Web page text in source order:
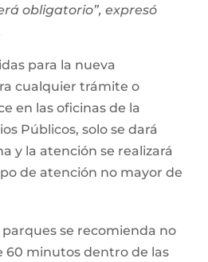
obligatorio”, expresó
para la nueva
cualquier trámite o
en las oficinas de la
Públicos, solo se dará
y la atención se realizará
de atención no mayor de
se recomienda no
60 minutos dentro de las